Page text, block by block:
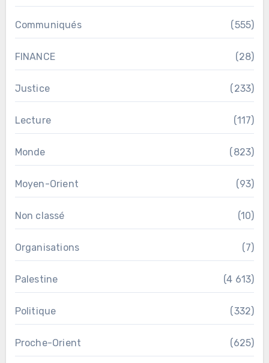
Communiqués (555)
FINANCE (28)
Justice (233)
Lecture (117)
Monde (823)
Moyen-Orient (93)
Non classé (10)
Organisations (7)
Palestine (4 613)
Politique (332)
Proche-Orient (625)